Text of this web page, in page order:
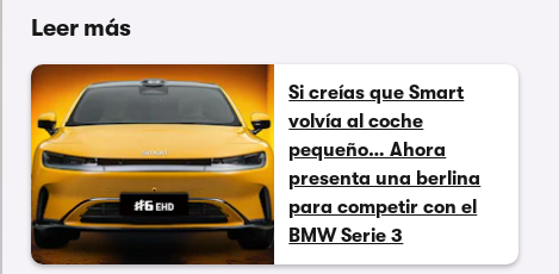
Leer más
Si creías que Smart
volvía al coche
pequeño… Ahora
presenta una berlina
para competir con el
BMW Serie 3